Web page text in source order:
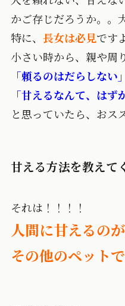
かご存じだろうか。。
特に、 長女は必見です
小さい時から、親や周
「頼るのはだらしない」
「甘えるなんて、はず
と思っていたら、おス
甘える方法を教えて
それは！！！！
人間に甘えるの
その他のペットで